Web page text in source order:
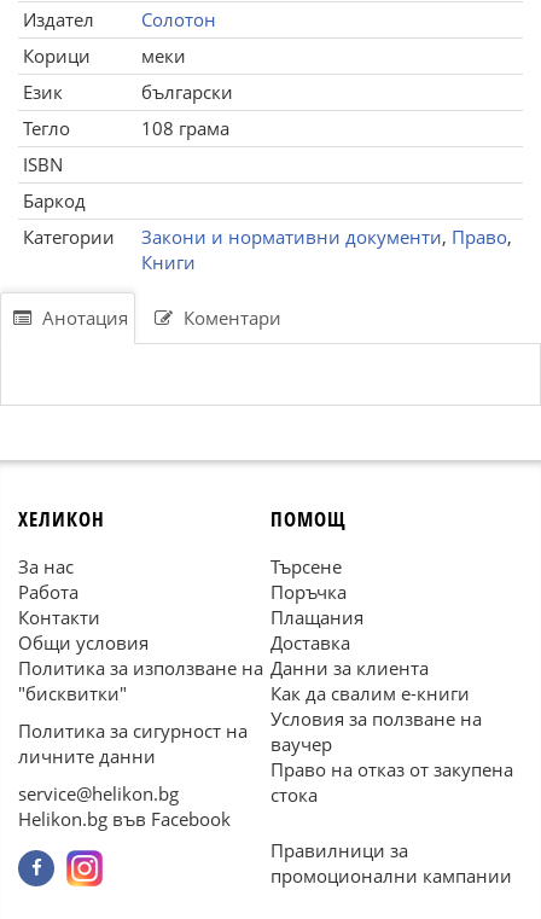
Издател
Солотон
Корици
меки
Език
български
Тегло
108 грама
ISBN
Баркод
Категории
Закони и нормативни документи, Право,
Книги
Анотация Коментари
ХЕЛИКОН
За нас
Работа
Контакти
Общи условия
Политика за използване на
"бисквитки"
Политика за сигурност на
личните данни
service@helikon.bg
Helikon.bg във Facebook
ПОМОЩ
Търсене
Поръчка
Плащания
Доставка
Данни за клиента
Как да свалим е-книги
Условия за ползване на
ваучер
Право на отказ от закупена
стока
Правилници за
промоционални кампании